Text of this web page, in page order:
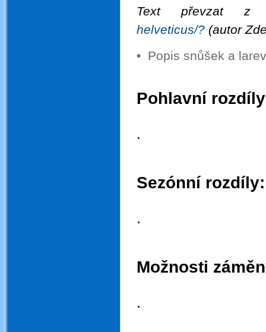
Text převzat
helveticus/? (autor
• Popis snůšek a
Pohlavní
.
Sezónní rozdíly:
.
Možnosti
.